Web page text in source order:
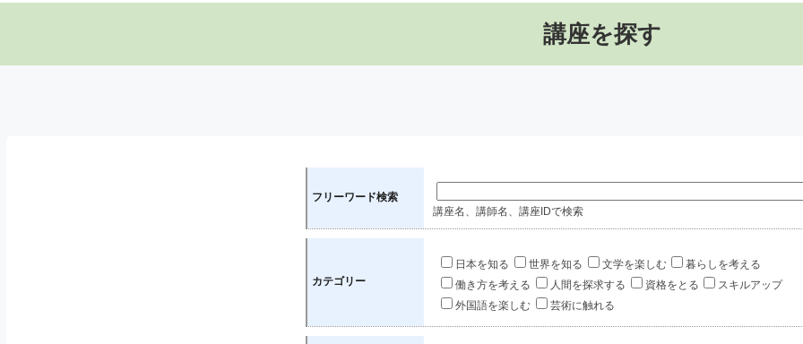
講座を探す
フリーワード検索
講座名、講師名、講座IDで検索
カテゴリー
日本を知る 世界を知る 文学を楽しむ
暮らしを考える
働き方を考える
人間を探求する 資格をとる
スキルアップ
外国語を楽しむ
芸術に触れる